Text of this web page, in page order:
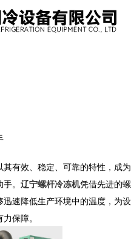
有效、稳定、可靠的特性，成为
。 辽宁螺杆冷冻机凭借先进的螺
速降低生产环境中的温度，为设
保障。